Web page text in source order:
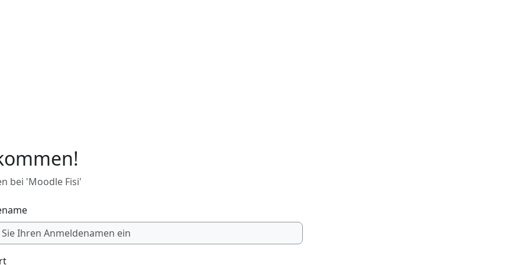
bei 'Moodle Fisi'